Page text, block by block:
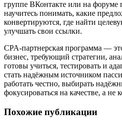
группе ВКонтакте или на форуме
научитесь понимать, какие
конвертируются, где найти
улучшать свои ссылки.
CPA-партнерская программа —
бизнес, требующий стратегии,
готовы учиться, тестировать и
стать надёжным источником
работать честно, выбирать
фокусироваться на качестве, а не
Похожие публикации